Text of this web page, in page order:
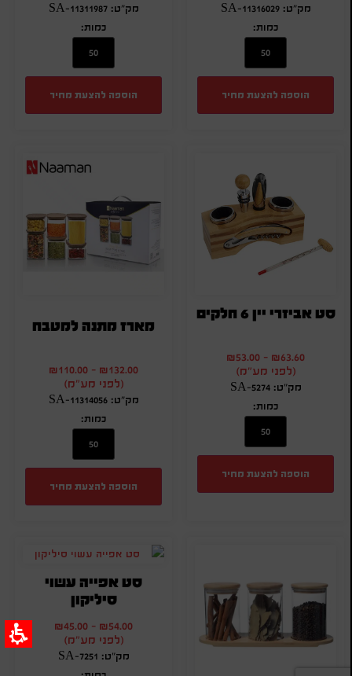
מק"ט: SA-11316029
כמות:
הוספה להצעת מחיר
מק"ט: SA-11311987
כמות:
הוספה להצעת מחיר
סט אביזרי יין 6 חלקים
₪63.60
-
₪53.00
(לפני מע"מ)
מק"ט: SA-5274
כמות:
הוספה להצעת מחיר
מארז מתנה למטבח
₪132.00
-
₪110.00
(לפני מע"מ)
מק"ט: SA-11314056
כמות:
הוספה להצעת מחיר
סט אפייה עשוי
סיליקון
₪54.00
-
₪45.00
(לפני מע"מ)
מק"ט: SA-7251